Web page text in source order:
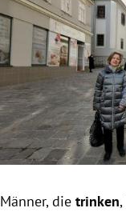
Untermenü
Untermenü
Untermenü
Untermenü
Männer, die trinken,